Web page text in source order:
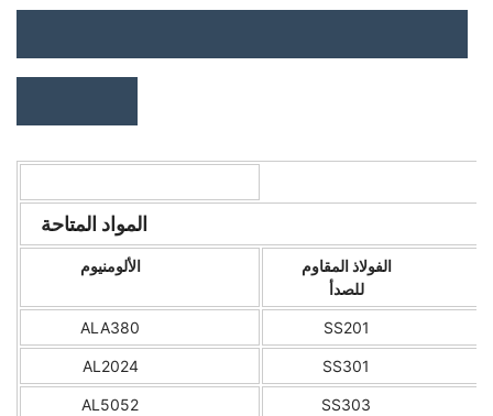
المواد المتاحة
الألومنيوم
الفولاذ المقاوم
للصدأ
ALA380 SS201
AL2024 SS301
AL5052 SS303